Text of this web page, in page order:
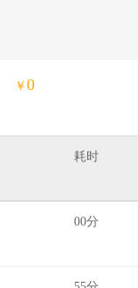
￥0
耗时
00分